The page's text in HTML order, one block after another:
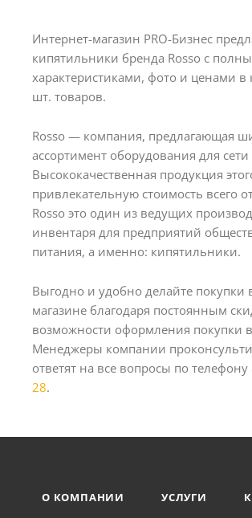
Интернет-магазин PRO-Бизнес
кипятильники бренда Rosso с
характеристиками, фото и ценами в
шт. товаров.
Rosso — компания, предлагающая
ассортимент оборудования для сети
Высококачественная продукция
привлекательную стоимость всего
Rosso это один из ведущих
инвентаря для предприятий
питания, а именно: кипятильники.
Выгодно и удобно делайте покупки
магазине благодаря постоянным
возможности оформления покупки
Менеджеры компании
ответят на все вопросы по телефону
28.
О КОМПАНИИ УСЛУГИ